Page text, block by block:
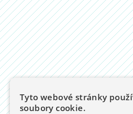
Tyto webové stránky
soubory cookie.